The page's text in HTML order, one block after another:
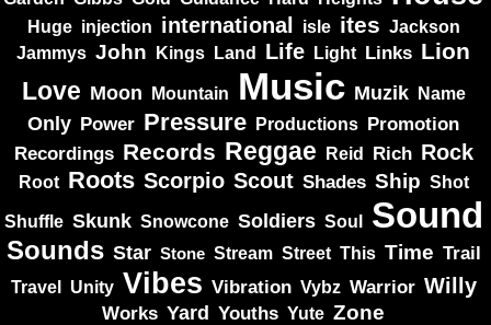
Huge injection international isle ites Jackson
Jammys John Kings Land Life Light Links Lion
Love Moon Mountain Music Muzik Name
Only Power Pressure Productions Promotion
Recordings Records Reggae Reid Rich Rock
Root Roots Scorpio Scout Shades Ship Shot
Shuffle Skunk Snowcone Soldiers Soul Sound
Sounds Star Stone Stream Street This Time Trail
Travel Unity Vibes Vibration Vybz Warrior Willy
Works Yard Youths Yute Zone